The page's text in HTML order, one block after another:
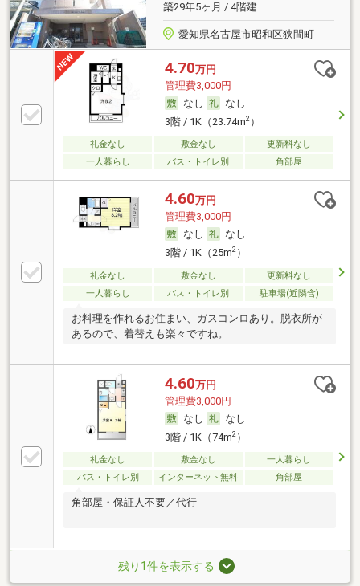
築29年5ヶ月 / 4階建
愛知県名古屋市昭和区狭間町
4.70万円
管理費3,000円
なし
なし
3階 / 1K（23.74m2）
礼金なし 敷金なし
更新料なし
一人暮らし
バス・トイレ別 角部屋
4.60万円
管理費3,000円
なし
なし
3階 / 1K（25m2）
礼金なし 敷金なし
更新料なし
一人暮らし
バス・トイレ別 駐車場(近隣含)
お料理を作れるお住まい、ガスコンロあり。脱衣所が
あるので、着替えも楽々ですね。
4.60万円
管理費3,000円
なし
なし
3階 / 1K（74m2）
礼金なし 敷金なし
一人暮らし
バス・トイレ別
インターネット無料 角部屋
角部屋・保証人不要／代行
残り1件を表示する